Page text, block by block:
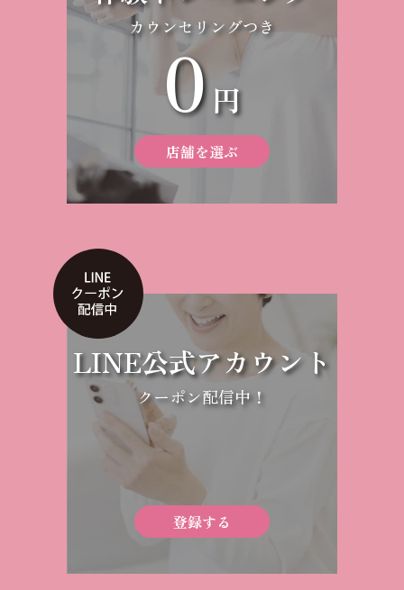
カウンセリングつき
0円
店舗を選ぶ
LINE公式アカウント
クーポン配信中！
登録する